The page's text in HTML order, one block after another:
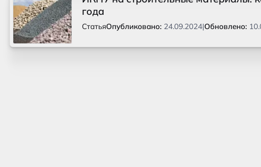
года
СтатьяОпубликовано: 24.09.2024|Обновлено: